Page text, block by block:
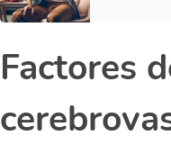
Factores